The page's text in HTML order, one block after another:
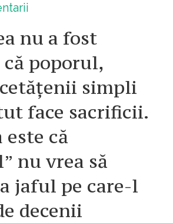
nu a fost
poporul,
simpli
face sacrificii.
este că
nu vrea să
jaful pe care-l
decenii